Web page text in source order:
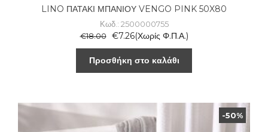
LINO ΠΑΤΑΚΙ ΜΠΑΝΙΟΥ VENGO PINK 50X80
Κωδ.: 2500000755
€18.00 €7.26(Χωρίς Φ.Π.Α.)
Προσθήκη στο καλάθι
-50%